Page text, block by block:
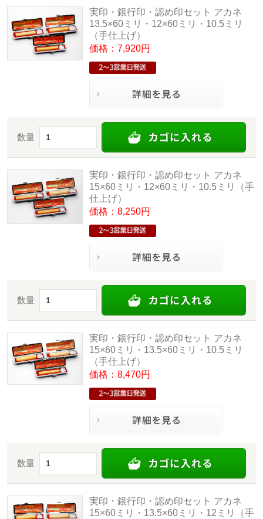
実印・銀行印・認め印セット アカネ
13.5×60ミリ・12×60ミリ・10.5ミリ
（手仕上げ）
価格：7,920円
数量
実印・銀行印・認め印セット アカネ
15×60ミリ・12×60ミリ・10.5ミリ（手
仕上げ）
価格：8,250円
数量
実印・銀行印・認め印セット アカネ
15×60ミリ・13.5×60ミリ・10.5ミリ
（手仕上げ）
価格：8,470円
数量
実印・銀行印・認め印セット アカネ
15×60ミリ・13.5×60ミリ・12ミリ（手